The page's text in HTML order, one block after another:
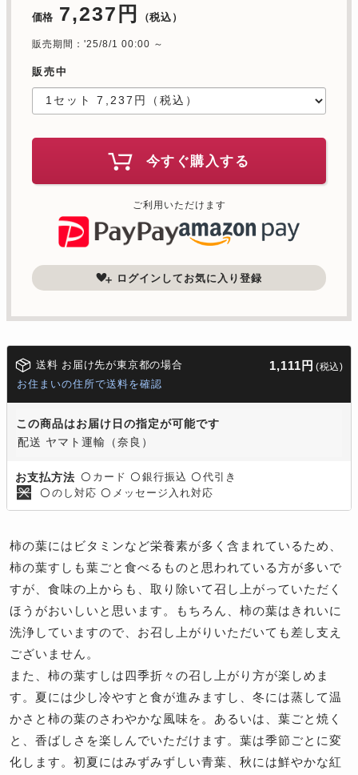
価格 7,237円 （税込）
販売期間：'25/8/1 00:00 ～
販売中
今すぐ購入する
ご利用いただけます
ログインしてお気に入り登録
送料 お届け先が東京都の場合 1,111円 (税込)
お住まいの住所で送料を確認
この商品はお届け日の指定が可能です
配送 ヤマト運輸（奈良）
お支払方法 〇 カード 〇 銀行振込 〇 代引き
〇 のし対応 〇 メッセージ入れ対応
柿の葉にはビタミンなど栄養素が多く含まれているため、
柿の葉すしも葉ごと食べるものと思われている方が多いで
すが、食味の上からも、取り除いて召し上がっていただく
ほうがおいしいと思います。もちろん、柿の葉はきれいに
洗浄していますので、お召し上がりいただいても差し支え
ございません。
また、柿の葉すしは四季折々の召し上がり方が楽しめま
す。夏には少し冷やすと食が進みますし、冬には蒸して温
かさと柿の葉のさわやかな風味を。あるいは、葉ごと焼く
と、香ばしさを楽しんでいただけます。葉は季節ごとに変
化します。初夏にはみずみずしい青葉、秋には鮮やかな紅